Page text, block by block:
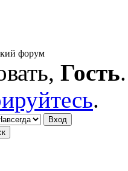
форум
Гость
.